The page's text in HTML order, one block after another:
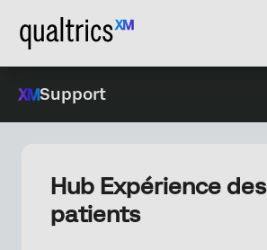
Support
Hub Expérience des
patients